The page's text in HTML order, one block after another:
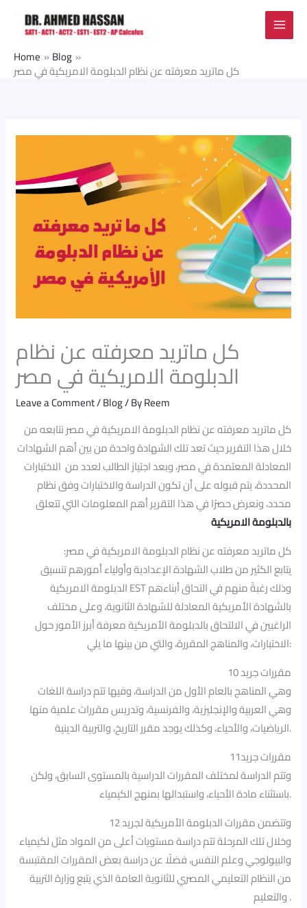
Home Blog
كل ماتريد معرفته عن نظام الدبلومة الامريكية في مصر
كل ماتريد معرفته عن نظام
الدبلومة الامريكية في مصر
Leave a Comment/Blog/ ByReem
كل ماتريد معرفته عن نظام الدبلومة الامريكية في مصر نتابعه من
خلال هذا التقرير حيث تعد تلك الشهادة واحدة من بين أهم الشهادات
المعادلة المعتمدة في مصر، وبعد اجتياز الطالب لعدد من الاختبارات
المحددة، يتم قبوله على أن تكون الدراسة والاختبارات وفق نظام
محدد، ونعرض حصرًا في هذا التقرير أهم المعلومات التي تتعلق
بالدبلومة الامريكية
:كل ماتريد معرفته عن نظام الدبلومة الامريكية في مصر
يتابع الكثير من طلاب الشهادة الإعدادية وأولياء أمورهم تنسيق
الدبلومة الامريكية EST وذلك رغبةً منهم في التحاق أبناءهم
بالشهادة الأمريكية المعادلة للشهادة الثانوية، وعلى مختلف
الراغبين في الالتحاق بالدبلومة الأمريكية معرفة أبرز الأمور حول
الاختبارات، والمناهج المقررة، والتي من بينها ما يلي:
مقررات جريد 10
وهي المناهج بالعام الأول من الدراسة، وفيها تتم دراسة اللغات
وهي العربية والإنجليزية، والفرنسية، وتدريس مقررات علمية منها
الرياضيات، والأحياء، وكذلك يوجد مقرر التاريخ، والتربية الدينية.
مقررات جريد11
وتتم الدراسة لمختلف المقررات الدراسية بالمستوى السابق، ولكن
باستثناء مادة الأحياء، واستبدالها بمنهج الكيمياء.
وتتضمن مقررات الدبلومة الأمريكية لجريد 12
وخلال تلك المرحلة تتم دراسة مستويات أعلى من المواد مثل لكيمياء
والبيولوجي وعلم النفس، فضلًا عن دراسة بعض المقررات المقتبسة
من النظام التعليمي المصري للثانوية العامة الذي يتبع وزارة التربية
والتعليم .